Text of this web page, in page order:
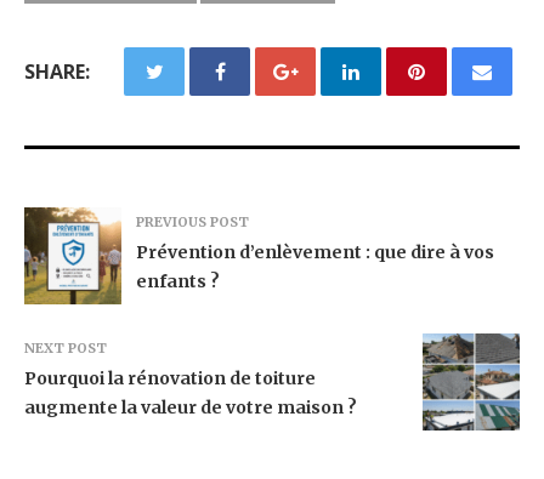
SHARE:
PREVIOUS POST
Prévention d’enlèvement : que dire à vos
enfants ?
NEXT POST
Pourquoi la rénovation de toiture
augmente la valeur de votre maison ?